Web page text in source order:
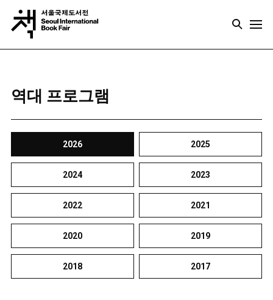
역대 프로그램
2026 2025
2024 2023
2022 2021
2020 2019
2018 2017